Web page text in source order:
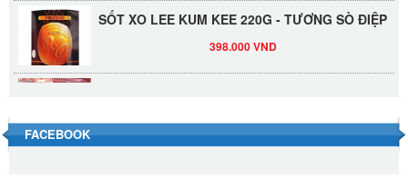
SỐT XO LEE KUM KEE 220G - TƯƠNG SÒ ĐIỆP
FACEBOOK